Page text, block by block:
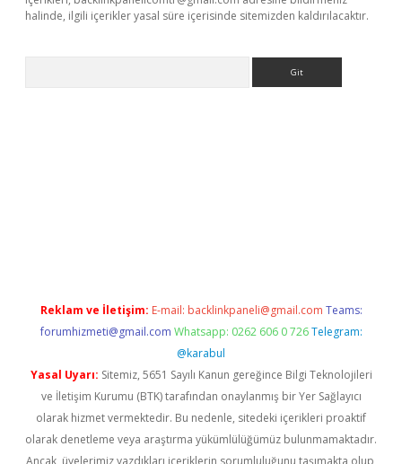
halinde, ilgili içerikler yasal süre içerisinde sitemizden kaldırılacaktır.
Reklam ve İletişim: E-mail: backlinkpaneli@gmail.com Teams:
forumhizmeti@gmail.com Whatsapp: 0262 606 0 726 Telegram:
@karabul
Yasal Uyarı: Sitemiz, 5651 Sayılı Kanun gereğince Bilgi Teknolojileri
ve İletişim Kurumu (BTK) tarafından onaylanmış bir Yer Sağlayıcı
olarak hizmet vermektedir. Bu nedenle, sitedeki içerikleri proaktif
olarak denetleme veya araştırma yükümlülüğümüz bulunmamaktadır.
Ancak, üyelerimiz yazdıkları içeriklerin sorumluluğunu taşımakta olup,